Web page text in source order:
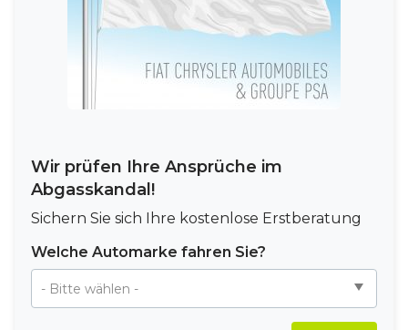
Wir prüfen Ihre Ansprüche im
Abgasskandal!
Sichern Sie sich Ihre kostenlose Erstberatung
Welche Automarke fahren Sie?